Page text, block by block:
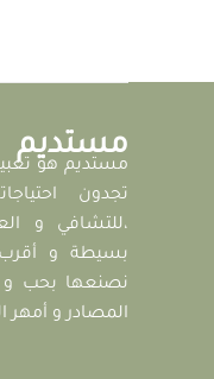
مستديم
مستديم هو
تجدون
،للتشافي و
بسيطة و أقرب
نصنعها بحب و
المصادر و أمهر